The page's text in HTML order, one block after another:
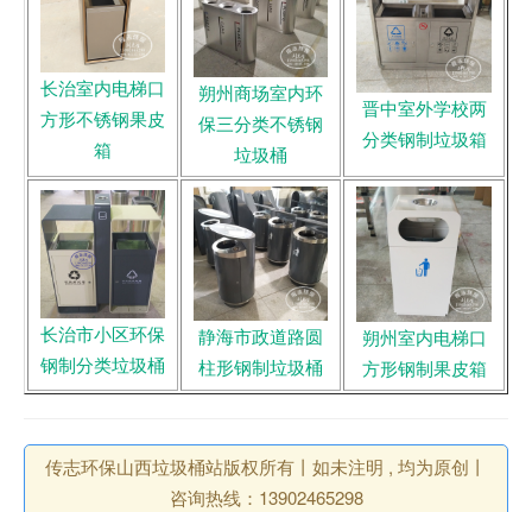
长治室内电梯口
方形不锈钢果皮
箱
朔州商场室内环
保三分类不锈钢
垃圾桶
晋中室外学校两
分类钢制垃圾箱
长治市小区环保
钢制分类垃圾桶
静海市政道路圆
柱形钢制垃圾桶
朔州室内电梯口
方形钢制果皮箱
传志环保山西垃圾桶站版权所有丨如未注明 , 均为原创丨
咨询热线：13902465298